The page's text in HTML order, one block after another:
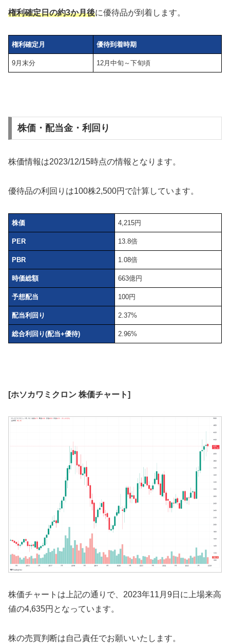
権利確定日の約3か月後に優待品が到着します。
権利確定月 優待到着時期
9月末分 12月中旬～下旬頃
株価・配当金・利回り
株価情報は2023/12/15時点の情報となります。
優待品の利回りは100株2,500円で計算しています。
株価 4,215円
PER 13.8倍
PBR 1.08倍
時価総額 663億円
予想配当 100円
配当利回り 2.37%
総合利回り(配当+優待) 2.96%
[ホソカワミクロン 株価チャート]
株価チャートは上記の通りで、2023年11月9日に上場来高
値の4,635円となっています。
株の売買判断は自己責任でお願いいたします。